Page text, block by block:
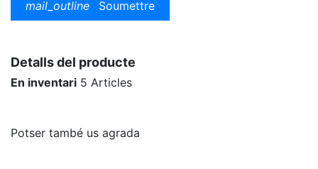
mail_outline Soumettre
Detalls del producte
En inventari 5 Articles
Potser també us agrada